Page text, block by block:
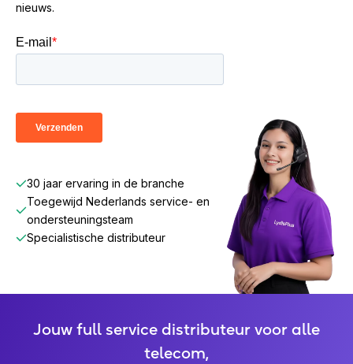
nieuws.
30 jaar ervaring in de branche
Toegewijd Nederlands service- en
ondersteuningsteam
Specialistische distributeur
Jouw full service distributeur voor alle
telecom,